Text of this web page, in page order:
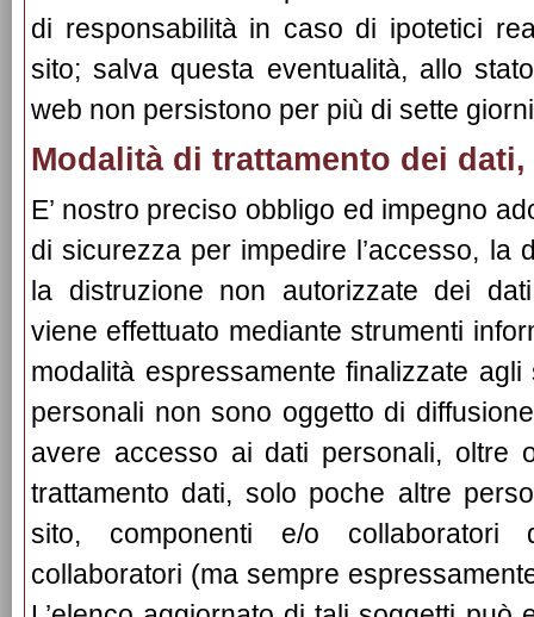
di responsabilità in caso di ipotetici
sito; salva questa eventualità, allo
web non persistono per più di sette
Modalità di trattamento dei
E’ nostro preciso obbligo ed impegno
di sicurezza per impedire l’accesso, la
la distruzione non autorizzate dei
viene effettuato mediante strumenti
modalità espressamente finalizzate
personali non sono oggetto di
avere accesso ai dati personali, oltre
trattamento dati, solo poche altre
sito, componenti e/o
collaboratori (ma sempre